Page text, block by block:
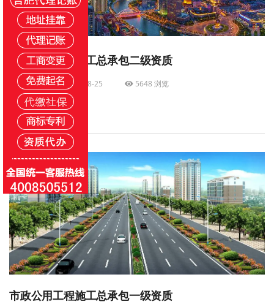
市政公用工程施工总承包二级资质
小编 2023-08-25 5648 浏览
查看更多
市政公用工程施工总承包一级资质